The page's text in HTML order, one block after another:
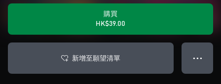
購買
HK$39.00
新增至願望清單 ● ● ●